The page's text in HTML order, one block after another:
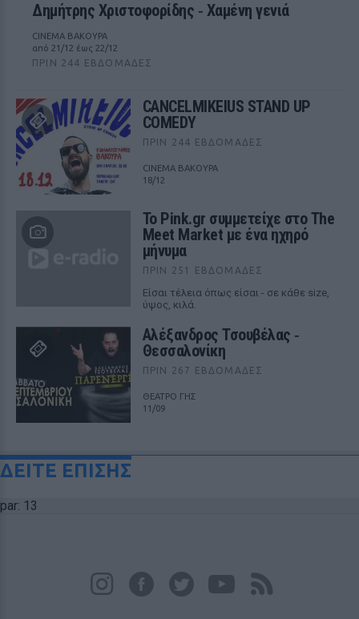
Δημήτρης Χριστοφορίδης ‑ Χαμένη γενιά
CINEMA ΒΑΚΟΥΡΑ
από 21/12 έως 22/12
ΠΡΙΝ 244 ΕΒΔΟΜΆΔΕΣ
CANCELMIKEIUS STAND UP
COMEDY
ΠΡΙΝ 244 ΕΒΔΟΜΆΔΕΣ
CINEMA ΒΑΚΟΥΡΑ
18/12
Το Pink.gr συμμετείχε στο The
Meet Market με ένα ηχηρό
μήνυμα
ΠΡΙΝ 251 ΕΒΔΟΜΆΔΕΣ
Είσαι τέλεια όπως είσαι - σε κάθε size,
ύψος, κιλά.
Αλέξανδρος Τσουβέλας ‑
Θεσσαλονίκη
ΠΡΙΝ 267 ΕΒΔΟΜΆΔΕΣ
ΘΕΑΤΡΟ ΓΗΣ
11/09
ΔΕΙΤΕ ΕΠΙΣΗΣ
par: 13